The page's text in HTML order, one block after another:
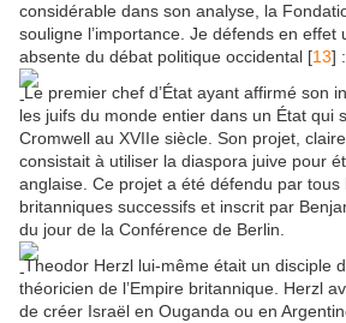
considérable dans son analyse, la
souligne l’importance. Je défends en effet
absente du débat politique occidental [13] :
Le premier chef d’État ayant affirmé son
les juifs du monde entier dans un État qui
Cromwell au XVIIe siècle. Son projet,
consistait à utiliser la diaspora juive pour
anglaise. Ce projet a été défendu par
britanniques successifs et inscrit par
du jour de la Conférence de Berlin.
Theodor Herzl lui-même était un disciple
théoricien de l’Empire britannique. Herzl
de créer Israël en Ouganda ou en